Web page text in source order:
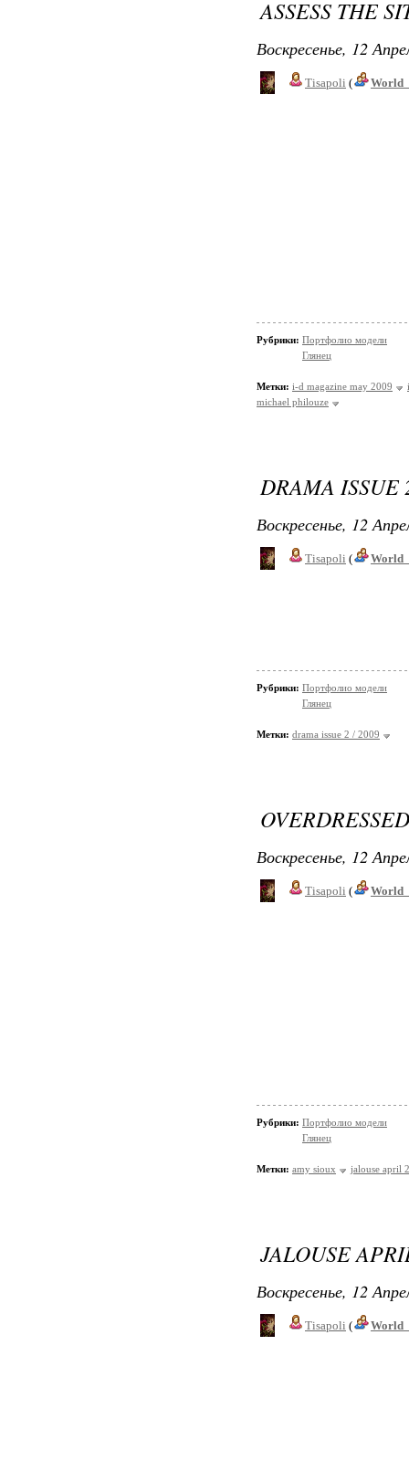
ASSESS THE
Воскресенье, 12
Tisapoli (
Рубрики: Портфолио модели
Глянец
Метки: i-d magazine may 2009
michael philouze
DRAMA ISSUE
Воскресенье, 12
Tisapoli (
Рубрики: Портфолио модели
Глянец
Метки: drama issue 2 / 2009
OVERDRESSED
Воскресенье, 12
Tisapoli (
Рубрики: Портфолио модели
Глянец
Метки: amy sioux jalouse april
JALOUSE
Воскресенье, 12
Tisapoli (